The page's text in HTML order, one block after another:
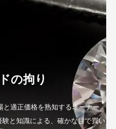
の拘り
適正価格を熟知するオーナー
と知識による、確かな目で買い